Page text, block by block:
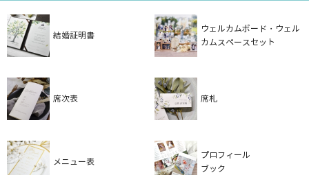
結婚証明書
ウェルカムボード・ウェル
カムスペースセット
席次表 席札
メニュー表
プロフィール
ブック